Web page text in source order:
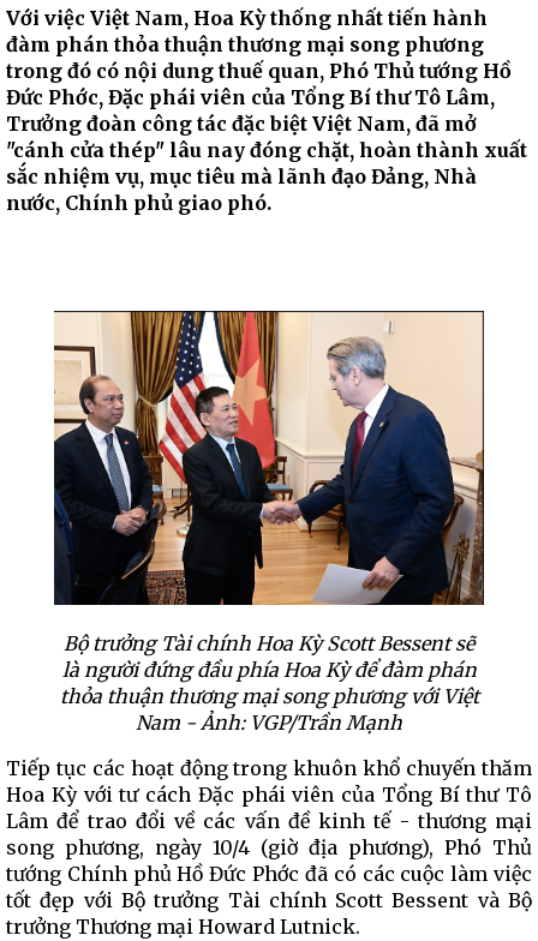
Với việc Việt Nam, Hoa Kỳ thống nhất tiến hành
đàm phán thỏa thuận thương mại song phương
trong đó có nội dung thuế quan, Phó Thủ tướng Hồ
Đức Phớc, Đặc phái viên của Tổng Bí thư Tô Lâm,
Trưởng đoàn công tác đặc biệt Việt Nam, đã mở
"cánh cửa thép" lâu nay đóng chặt, hoàn thành xuất
sắc nhiệm vụ, mục tiêu mà lãnh đạo Đảng, Nhà
nước, Chính phủ giao phó.
Bộ trưởng Tài chính Hoa Kỳ Scott Bessent sẽ
là người đứng đầu phía Hoa Kỳ để đàm phán
thỏa thuận thương mại song phương với Việt
Nam - Ảnh: VGP/Trần Mạnh
Tiếp tục các hoạt động trong khuôn khổ chuyến thăm
Hoa Kỳ với tư cách Đặc phái viên của Tổng Bí thư Tô
Lâm để trao đổi về các vấn đề kinh tế - thương mại
song phương, ngày 10/4 (giờ địa phương), Phó Thủ
tướng Chính phủ Hồ Đức Phớc đã có các cuộc làm việc
tốt đẹp với Bộ trưởng Tài chính Scott Bessent và Bộ
trưởng Thương mại Howard Lutnick.